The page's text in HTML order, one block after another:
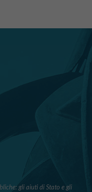
gli aiuti di Stato e gli